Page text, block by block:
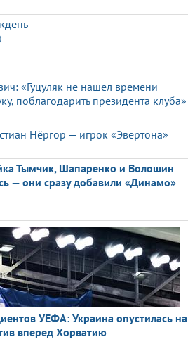
«Гуцуляк не нашел времени
поблагодарить президента клуба»
Нёргор — игрок «Эвертона»
Тымчик, Шапаренко и Волошин
— они сразу добавили «Динамо»
УЕФА: Украина опустилась на
вперед Хорватию